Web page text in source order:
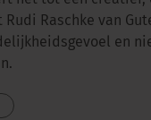
Rudi Raschke van
en